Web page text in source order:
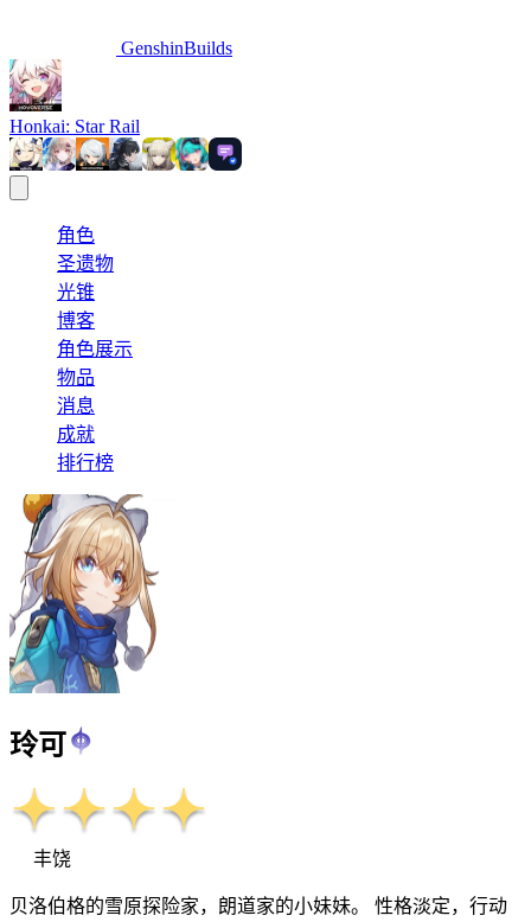
GenshinBuilds
Honkai: Star Rail
角色
圣遗物
光锥
博客
角色展示
物品
消息
成就
排行榜
玲可
丰饶
贝洛伯格的雪原探险家，朗道家的小妹妹。 性格淡定，行动